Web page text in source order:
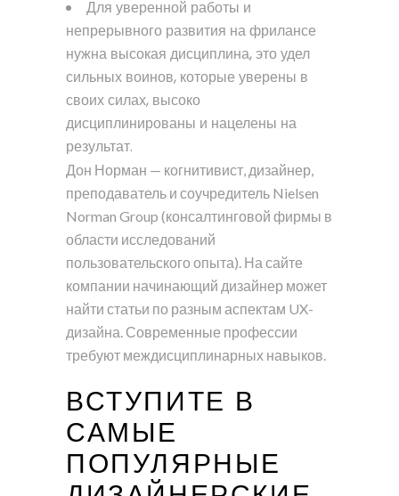
Для уверенной работы и
непрерывного развития на фрилансе
нужна высокая дисциплина, это удел
сильных воинов, которые уверены в
своих силах, высоко
дисциплинированы и нацелены на
результат.
Дон Норман — когнитивист, дизайнер,
преподаватель и соучредитель Nielsen
Norman Group (консалтинговой фирмы в
области исследований
пользовательского опыта). На сайте
компании начинающий дизайнер может
найти статьи по разным аспектам UX-
дизайна. Современные профессии
требуют междисциплинарных навыков.
ВСТУПИТЕ В
САМЫЕ
ПОПУЛЯРНЫЕ